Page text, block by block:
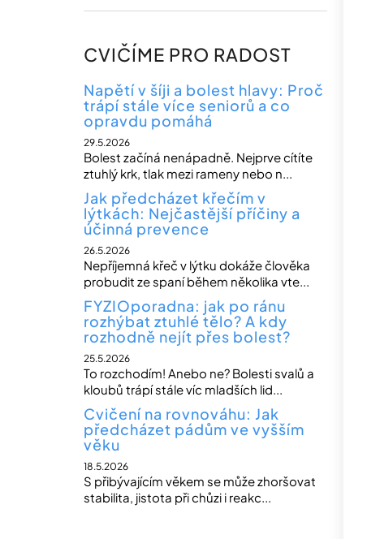
CVIČÍME PRO RADOST
Napětí v šíji a bolest hlavy: Proč
trápí stále více seniorů a co
opravdu pomáhá
29.5.2026
Bolest začíná nenápadně. Nejprve cítíte
ztuhlý krk, tlak mezi rameny nebo n...
Jak předcházet křečím v
lýtkách: Nejčastější příčiny a
účinná prevence
26.5.2026
Nepříjemná křeč v lýtku dokáže člověka
probudit ze spaní během několika vte...
FYZIOporadna: jak po ránu
rozhýbat ztuhlé tělo? A kdy
rozhodně nejít přes bolest?
25.5.2026
To rozchodím! Anebo ne? Bolesti svalů a
kloubů trápí stále víc mladších lid...
Cvičení na rovnováhu: Jak
předcházet pádům ve vyšším
věku
18.5.2026
S přibývajícím věkem se může zhoršovat
stabilita, jistota při chůzi i reakc...